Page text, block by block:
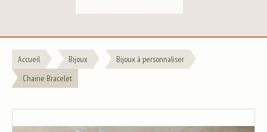
Accueil Bijoux
Bijoux à personnaliser
Chaine Bracelet